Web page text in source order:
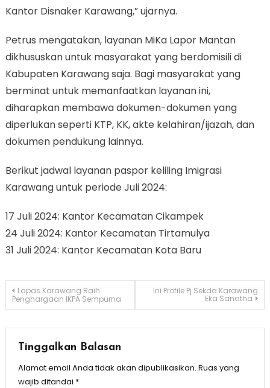
Kantor Disnaker Karawang,” ujarnya.
Petrus mengatakan, layanan MiKa Lapor Mantan
dikhususkan untuk masyarakat yang berdomisili di
Kabupaten Karawang saja. Bagi masyarakat yang
berminat untuk memanfaatkan layanan ini,
diharapkan membawa dokumen-dokumen yang
diperlukan seperti KTP, KK, akte kelahiran/ijazah, dan
dokumen pendukung lainnya.
Berikut jadwal layanan paspor keliling Imigrasi
Karawang untuk periode Juli 2024:
17 Juli 2024: Kantor Kecamatan Cikampek
24 Juli 2024: Kantor Kecamatan Tirtamulya
31 Juli 2024: Kantor Kecamatan Kota Baru
Navigasi
pos
Lapas Karawang Raih
Penghargaan IKPA Sempurna
Ini Profile Pj Sekda Karawang
Eka Sanatha
Tinggalkan Balasan
Alamat email Anda tidak akan dipublikasikan. Ruas yang
wajib ditandai *